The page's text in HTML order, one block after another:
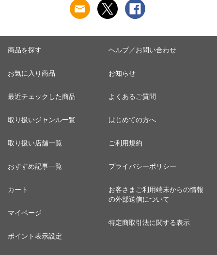
ベッコウ柄 ブラック
かわいい ウィメンズ
野外 眼鏡 色眼鏡 色
無料
対策 完熟 母の日 敬
老の日 送料無料
商品を探す
お気に入り商品
最近チェックした商品
取り扱いジャンル一覧
取り扱い店舗一覧
おすすめ記事一覧
カート
マイページ
ポイント表示設定
ヘルプ／お問い合わせ
お知らせ
よくあるご質問
はじめての方へ
ご利用規約
プライバシーポリシー
お客さまご利用端末からの情報
の外部送信について
特定商取引法に関する表示